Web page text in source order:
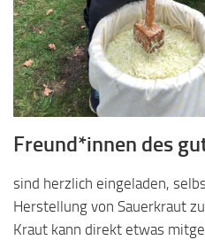
Freund*innen des
sind herzlich eingeladen,
Herstellung von Sauerkraut
Kraut kann direkt etwas